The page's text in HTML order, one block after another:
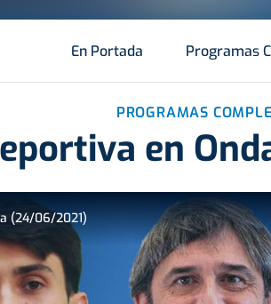
En Portada Programas
PROGRAMAS
en
(24/06/2021)